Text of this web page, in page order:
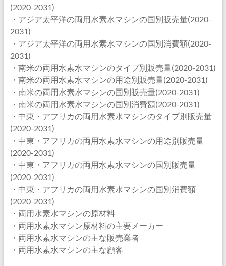
(2020-2031)
・アジア太平洋の両用水素水マシンの国別販売量(2020-
2031)
・アジア太平洋の両用水素水マシンの国別消費額(2020-
2031)
・南米の両用水素水マシンのタイプ別販売量(2020-2031)
・南米の両用水素水マシンの用途別販売量(2020-2031)
・南米の両用水素水マシンの国別販売量(2020-2031)
・南米の両用水素水マシンの国別消費額(2020-2031)
・中東・アフリカの両用水素水マシンのタイプ別販売量
(2020-2031)
・中東・アフリカの両用水素水マシンの用途別販売量
(2020-2031)
・中東・アフリカの両用水素水マシンの国別販売量
(2020-2031)
・中東・アフリカの両用水素水マシンの国別消費額
(2020-2031)
・両用水素水マシンの原材料
・両用水素水マシン原材料の主要メーカー
・両用水素水マシンの主な販売業者
・両用水素水マシンの主な顧客